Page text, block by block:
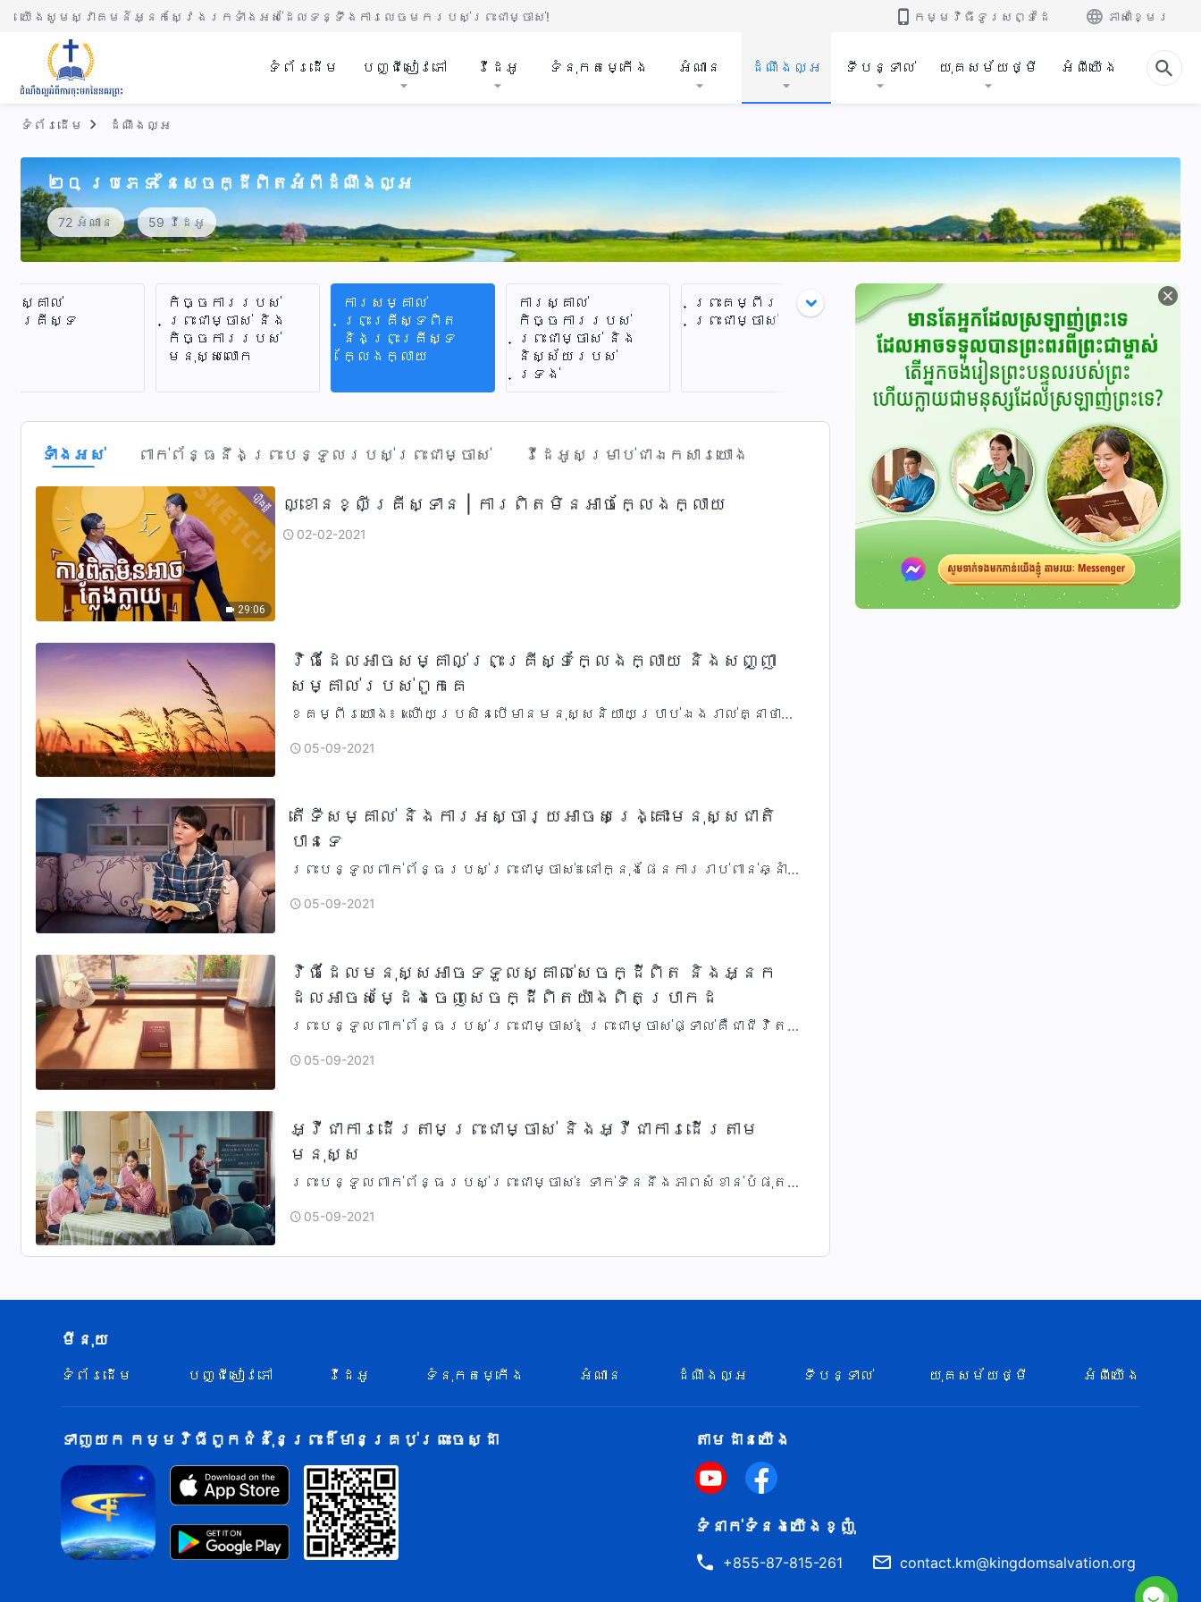
យើងសូមស្វាគមន៍អ្នកស្វែងរកទាំងអស់ដែលទន្ទឹងការលេចមករបស់ព្រះជាម្ចាស់! កម្មវិធី​ទូរសព្ទ​ដៃ​ ភាសាខ្មែរ
ទំព័រ​ដើម បញ្ជីសៀវភៅ វីដេអូ ទំនុកតម្កើង អំណាន ដំណឹងល្អ ទីបន្ទាល់ យុគសម័យថ្មី អំពីយើង
ទំព័រ​ដើម ដំណឹងល្អ
២០ ប្រភេទ នៃសេចក្ដីពិតអំពីដំណឹងល្អ
72 អំណាន 59 វីដេអូ
រស្គាល់
រះគ្រីស្ទ
កិច្ចការរបស់
ព្រះជាម្ចាស់ និង
កិច្ចការរបស់
មនុស្សលោក
ការសម្គាល់
ព្រះគ្រីស្ទពិត
និងព្រះគ្រីស្ទ
ក្លែងក្លាយ
ការស្គាល់
កិច្ចការរបស់
ព្រះជាម្ចាស់ និង
និស្ស័យរបស់
ទ្រង់
ព្រះគម្ពីរ និង
ព្រះជាម្ចាស់
ការបកស្រាយអំពី
ព្រះត្រៃឯក
ការស្គាល់ព្រះ
សូរសៀងរបស់
ព្រះជាម្ចាស់
ទាំង​អស់ ពាក់ព័ន្ធនឹងព្រះបន្ទូលរបស់ព្រះជាម្ចាស់ វីដេអូសម្រាប់ជាឯកសារយោង
29:06
ល្ខោនខ្លីគ្រីស្ទាន | ការពិតមិនអាចក្លែងក្លាយ
02-02-2021
វិធីដែលអាចសម្គាល់ព្រះគ្រីស្ទក្លែងក្លាយ និងសញ្ញា
សម្គាល់របស់ពួកគេ
ខគម្ពីរយោង៖ «ហើយប្រសិនបើមានមនុស្សនិយាយប្រាប់ឯងរាល់គ្នាថា
ព្រះគ្រីស្ទក្លែងក្លាយ និងហោរាក្ល…
05-09-2021
តើទីសម្គាល់ និងការអស្ចារ្យអាចសង្គ្រោះមនុស្សជាតិ
បានទេ
ព្រះបន្ទូលពាក់ព័ន្ធរបស់ព្រះជាម្ចាស់៖ នៅក្នុងផែនការរាប់ពាន់ឆ្នាំ
សាច់ឈាម៖ ទីមួយ គឺកិច្ចការជាប់ឆ្ក…
05-09-2021
វិធីដែលមនុស្សអាចទទួលស្គាល់សេចក្ដីពិត និងអ្នក
ដែលអាចសម្ដែងចេញសេចក្ដីពិតយ៉ាងពិតប្រាកដ
ព្រះបន្ទូលពាក់ព័ន្ធរបស់ព្រះជាម្ចាស់៖ ព្រះជាម្ចាស់ផ្ទាល់គឺជាជីវិត
ព្រមគ្នា។ មនុស្សដែលពុំមានសមត្ថភ…
05-09-2021
អ្វីជាការដើរតាមព្រះជាម្ចាស់ និងអ្វីជាការដើរតាម
មនុស្ស
ព្រះបន្ទូលពាក់ព័ន្ធរបស់ព្រះជាម្ចាស់៖ ទាក់ទិននឹងភាពសំខាន់បំផុត
របស់ព្រះជាម្ចាស់នាពេលបច្ចុប្…
05-09-2021
មីនុយ
ទំព័រ​ដើម បញ្ជីសៀវភៅ វីដេអូ ទំនុកតម្កើង អំណាន ដំណឹងល្អ ទីបន្ទាល់ យុគសម័យថ្មី អំពីយើង
ទាញយក កម្មវិធីពួកជំនុំនៃព្រះដ៏មានគ្រប់ព្រះចេស្ដា តាម​ដាន​យើង​
ទំនាក់​ទំនង​យើង​ខ្ញុំ
+855-87-815-261 contact.km@kingdomsalvation.org